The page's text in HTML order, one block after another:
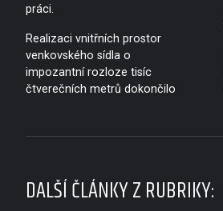
práci.
Realizaci vnitřních prostor
venkovského sídla o
impozantní rozloze tisíc
čtverečních metrů dokončilo
DALŠÍ ČLÁNKY Z RUBRIKY: